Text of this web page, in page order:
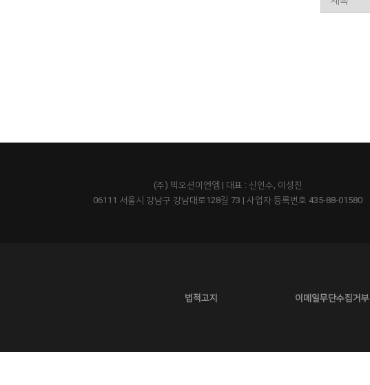
(주) 빅오션이엔엠 | 대표 : 신인수, 이성진
06111 서울시 강남구 강남대로128길 73 | 사업자 등록번호 435-88-01580
법적고지 이메일무단수집거부